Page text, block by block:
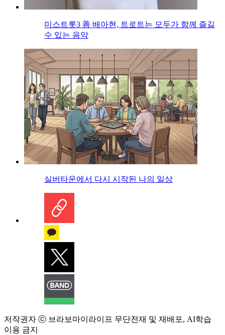
미스트롯3 善 배아현, 트로트는 모두가 함께 즐길
수 있는 음악
실버타운에서 다시 시작된 나의 일상
저작권자 ⓒ 브라보마이라이프 무단전재 및 재배포, AI학습
이용 금지